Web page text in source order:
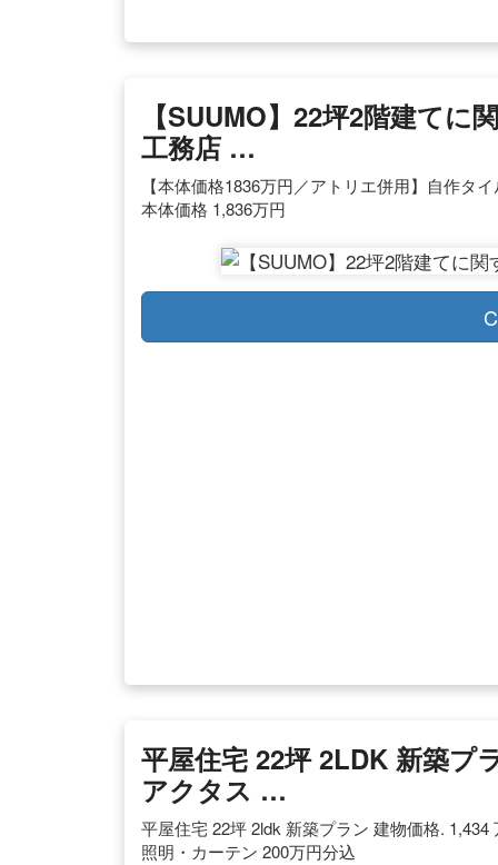
【SUUMO】22坪2階建て
工務店 …
【本体価格1836万円／アトリエ併用】自作タ
本体価格 1,836万円
平屋住宅 22坪 2LDK 新築プ
アクタス …
平屋住宅 22坪 2ldk 新築プラン 建物価格.
照明・カーテン 200万円分込